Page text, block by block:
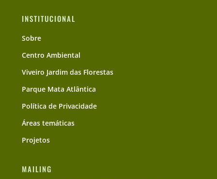
INSTITUCIONAL
Sobre
Centro Ambiental
Viveiro Jardim das Florestas
Parque Mata Atlântica
Política de Privacidade
Áreas temáticas
Projetos
MAILING